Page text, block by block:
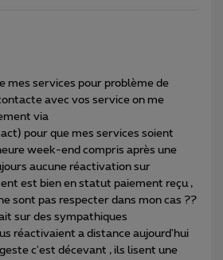
mes services pour problème de
avec vos service on me
via
pour que mes services soient
week-end compris après une
aucune réactivation sur
est bien en statut paiement reçu ,
sont pas respecter dans mon cas ??
sur des sympathiques
réactivaient a distance aujourd'hui
c'est décevant , ils lisent une